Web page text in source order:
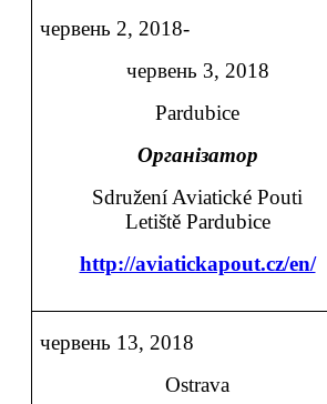
червень 2, 2018-
червень 3, 2018
Pardubice
Організатор
Sdružení Aviatické Pouti
Letiště Pardubice
http://aviatickapout.cz/en/
червень 13, 2018
Ostrava